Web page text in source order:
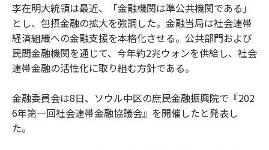
李在明大統領は最近、「金融機関は準公共機関である」
とし、包摂金融の拡大を強調した。金融当局は社会連帯
経済組織への金融支援を本格化させる。公共部門および
民間金融機関を通じて、今年約2兆ウォンを供給し、社会
連帯金融の活性化に取り組む方針である。
金融委員会は8日、ソウル中区の庶民金融振興院で『202
6年第一回社会連帯金融協議会』を開催したと発表し
た。